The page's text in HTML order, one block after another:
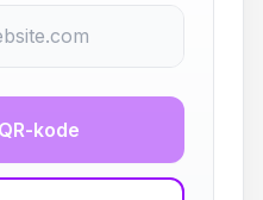
kode